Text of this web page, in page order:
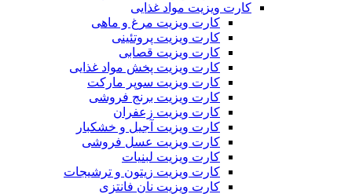
کارت ویزیت مواد غذایی
کارت ویزیت مرغ و ماهی
کارت ویزیت پروتئینی
کارت ویزیت قصابی
کارت ویزیت پخش مواد غذایی
کارت ویزیت سوپر مارکت
کارت ویزیت برنج فروشی
کارت ویزیت زعفران
کارت ویزیت آجیل و خشکبار
کارت ویزیت عسل فروشی
کارت ویزیت لبنیات
کارت ویزیت زیتون و ترشیجات
کارت ویزیت نان فانتزی